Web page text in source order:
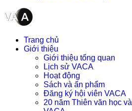
Trang chủ
Giới thiệu
Giới thiệu tổng quan
Lịch sử VACA
Hoạt động
Sách và ấn phẩm
Đăng ký hội viên VACA
20 năm Thiên văn học và